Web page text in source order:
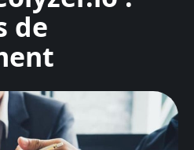
de